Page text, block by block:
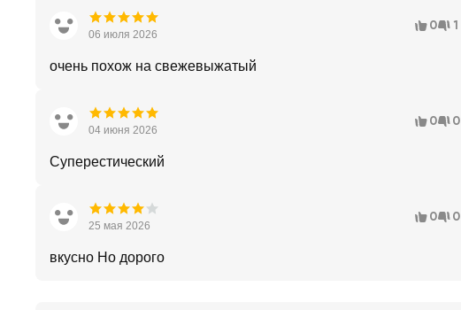
06 июля 2026
0 1
очень похож на свежевыжатый
04 июня 2026
0 0
Суперестический
25 мая 2026
0 0
вкусно Но дорого